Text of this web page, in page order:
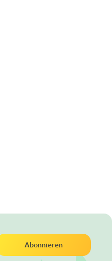
Abonnieren